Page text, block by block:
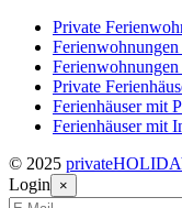
Private
Private
Ferienhäuser mit
Ferienhäuser mit
© 2025
Login
×